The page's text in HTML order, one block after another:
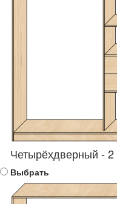
Четырёхдверный - 2
Выбрать